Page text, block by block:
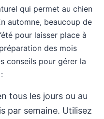
qui permet au chien
automne, beaucoup de
pour laisser place à
des mois
conseils pour gérer la
tous les jours ou au
par semaine. Utilisez